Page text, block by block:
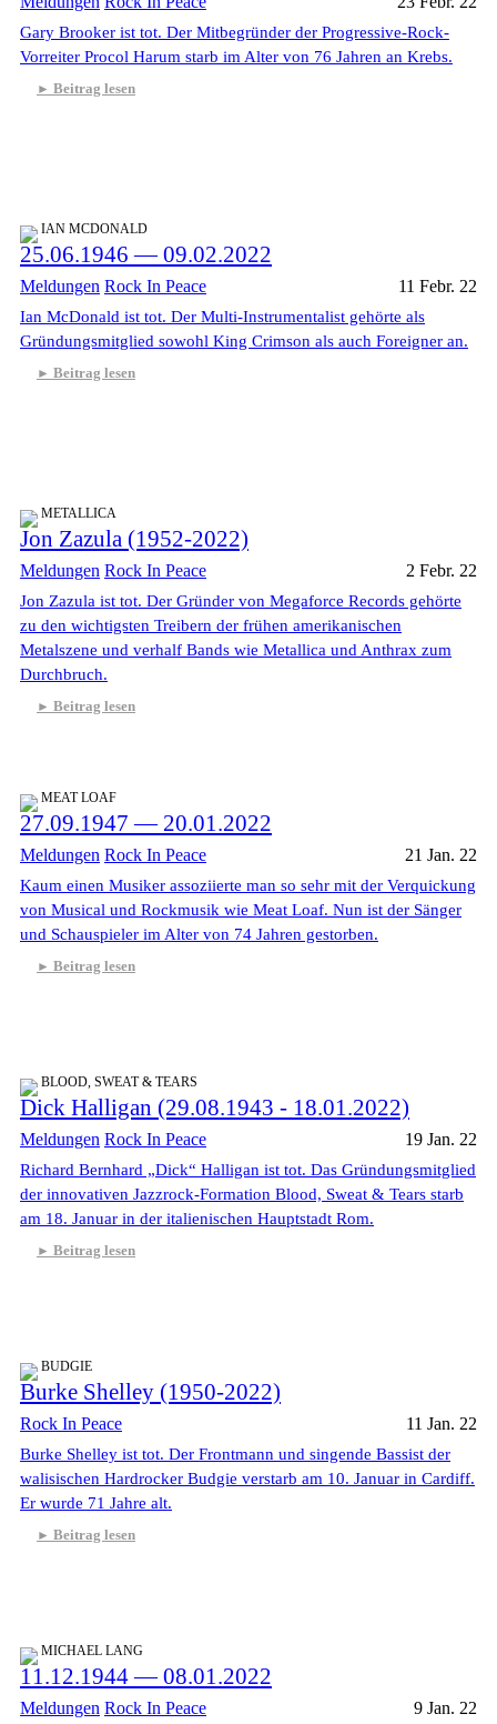
Gary Brooker ist tot. Der Mitbegründer der Progressive-Rock-
Vorreiter Procol Harum starb im Alter von 76 Jahren an Krebs.
Beitrag lesen
IAN MCDONALD
25.06.1946 — 09.02.2022
Meldungen Rock In Peace 11 Febr. 22
Ian McDonald ist tot. Der Multi-Instrumentalist gehörte als
Gründungsmitglied sowohl King Crimson als auch Foreigner an.
Beitrag lesen
METALLICA
Jon Zazula (1952-2022)
Meldungen Rock In Peace 2 Febr. 22
Jon Zazula ist tot. Der Gründer von Megaforce Records gehörte
zu den wichtigsten Treibern der frühen amerikanischen
Metalszene und verhalf Bands wie Metallica und Anthrax zum
Durchbruch.
Beitrag lesen
MEAT LOAF
27.09.1947 — 20.01.2022
Meldungen Rock In Peace 21 Jan. 22
Kaum einen Musiker assoziierte man so sehr mit der Verquickung
von Musical und Rockmusik wie Meat Loaf. Nun ist der Sänger
und Schauspieler im Alter von 74 Jahren gestorben.
Beitrag lesen
BLOOD, SWEAT & TEARS
Dick Halligan (29.08.1943 - 18.01.2022)
Meldungen Rock In Peace 19 Jan. 22
Richard Bernhard „Dick“ Halligan ist tot. Das Gründungsmitglied
der innovativen Jazzrock-Formation Blood, Sweat & Tears starb
am 18. Januar in der italienischen Hauptstadt Rom.
Beitrag lesen
BUDGIE
Burke Shelley (1950-2022)
Rock In Peace 11 Jan. 22
Burke Shelley ist tot. Der Frontmann und singende Bassist der
walisischen Hardrocker Budgie verstarb am 10. Januar in Cardiff.
Er wurde 71 Jahre alt.
Beitrag lesen
MICHAEL LANG
11.12.1944 — 08.01.2022
Meldungen Rock In Peace 9 Jan. 22